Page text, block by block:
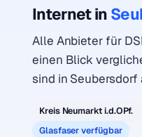
Internet in
Alle Anbieter für
einen Blick
sind in Seubersdorf
Kreis Neumarkt i.d.OPf.
Glasfaser verfügbar